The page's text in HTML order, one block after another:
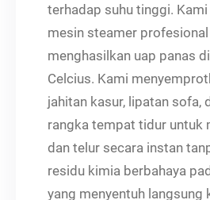
terhadap suhu tinggi.
mesin steamer
menghasilkan uap panas
Celcius. Kami
jahitan kasur, lipatan sofa,
rangka tempat tidur untuk
dan telur secara instan
residu kimia berbahaya
yang menyentuh langsung